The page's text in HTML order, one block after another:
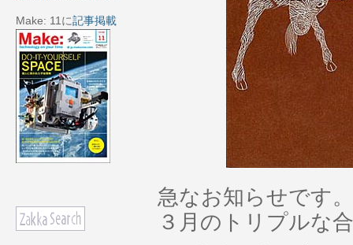
Make: 11に記事掲載
急なお知らせです。
３月のトリプルな